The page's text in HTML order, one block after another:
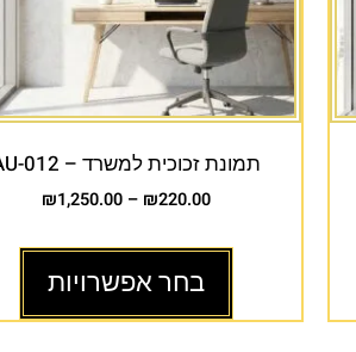
תמונת זכוכית למשרד – AU-012
₪220.00
–
₪1,250.00
בחר אפשרויות